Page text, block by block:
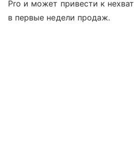
Pro и может привести к
в первые недели продаж.